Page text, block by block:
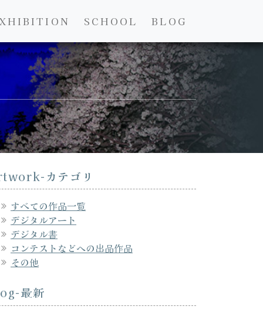
SCHOOL BLOG
カテゴリ
すべての作品一覧
デジタルアート
デジタル書
コンテストなどへの出品作品
その他
最新